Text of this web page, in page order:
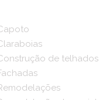
de telhados